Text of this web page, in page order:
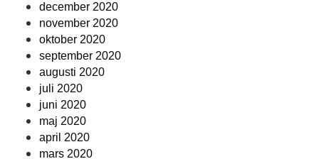
december 2020
november 2020
oktober 2020
september 2020
augusti 2020
juli 2020
juni 2020
maj 2020
april 2020
mars 2020